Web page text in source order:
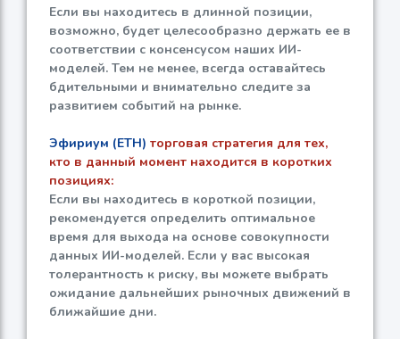
Если вы находитесь в длинной позиции,
возможно, будет целесообразно держать ее в
соответствии с консенсусом наших ИИ-
моделей. Тем не менее, всегда оставайтесь
бдительными и внимательно следите за
развитием событий на рынке.
Эфириум (ETH) торговая стратегия для тех,
кто в данный момент находится в коротких
позициях:
Если вы находитесь в короткой позиции,
рекомендуется определить оптимальное
время для выхода на основе совокупности
данных ИИ-моделей. Если у вас высокая
толерантность к риску, вы можете выбрать
ожидание дальнейших рыночных движений в
ближайшие дни.